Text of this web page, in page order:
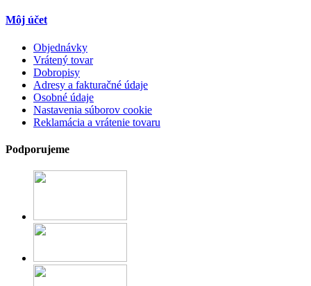
Môj účet
Objednávky
Vrátený tovar
Dobropisy
Adresy a fakturačné údaje
Osobné údaje
Nastavenia súborov cookie
Reklamácia a vrátenie tovaru
Podporujeme